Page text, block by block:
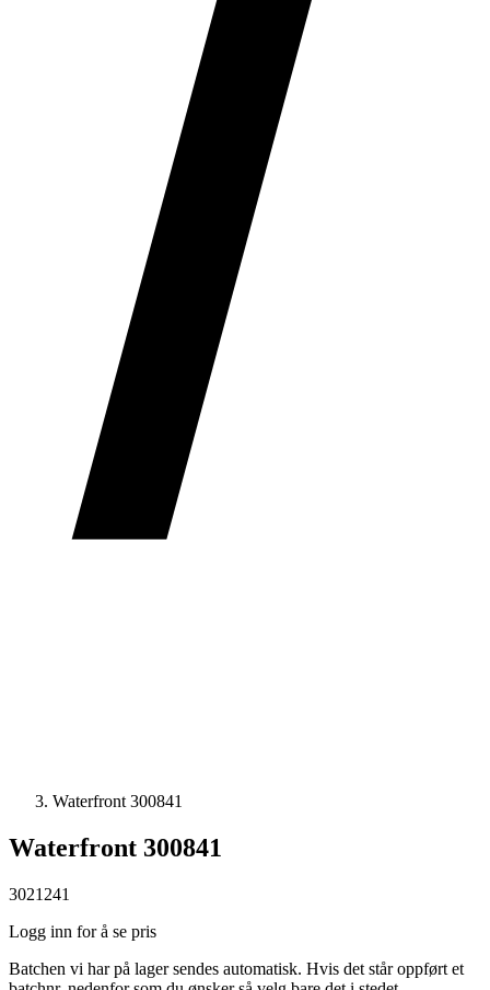
Waterfront 300841
Waterfront 300841
3021241
Logg inn for å se pris
Batchen vi har på lager sendes automatisk. Hvis det står oppført et